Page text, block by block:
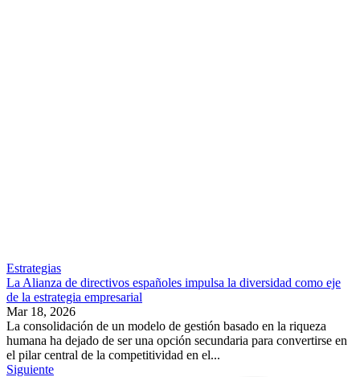
Estrategias
La Alianza de directivos españoles impulsa la diversidad como eje
de la estrategia empresarial
Mar 18, 2026
La consolidación de un modelo de gestión basado en la riqueza
humana ha dejado de ser una opción secundaria para convertirse en
el pilar central de la competitividad en el...
Siguiente